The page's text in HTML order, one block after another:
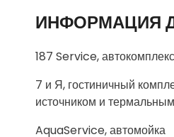
ИНФОРМАЦИЯ
187 Service, автокомплекс
7 и Я, гостиничный
источником и
AquaService, автомойка